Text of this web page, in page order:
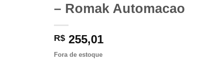
– Romak Automacao
R$ 255,01
Fora de estoque